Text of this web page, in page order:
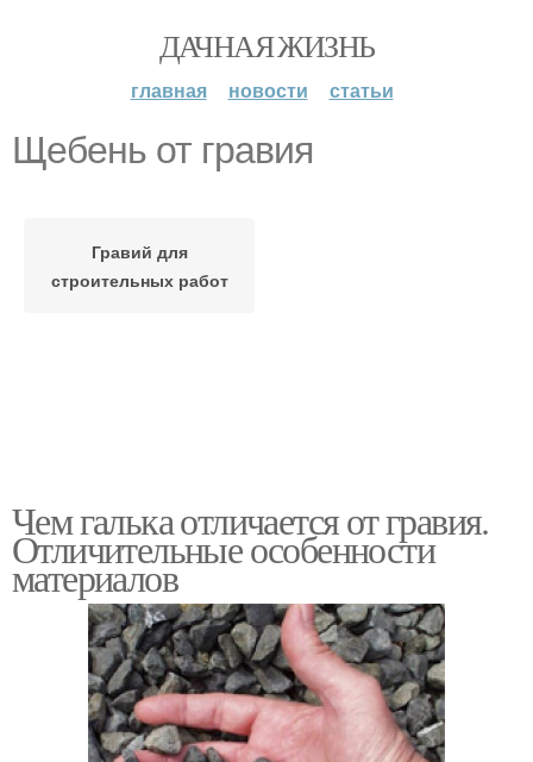
ДАЧНАЯ ЖИЗНЬ
главная новости статьи
Щебень от гравия
Гравий для
строительных работ
Чем галька отличается от гравия.
Отличительные особенности
материалов